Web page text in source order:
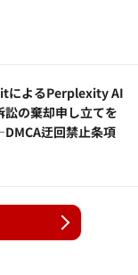
によるPerplexity AI
の棄却申し立てを
迂回禁止条項